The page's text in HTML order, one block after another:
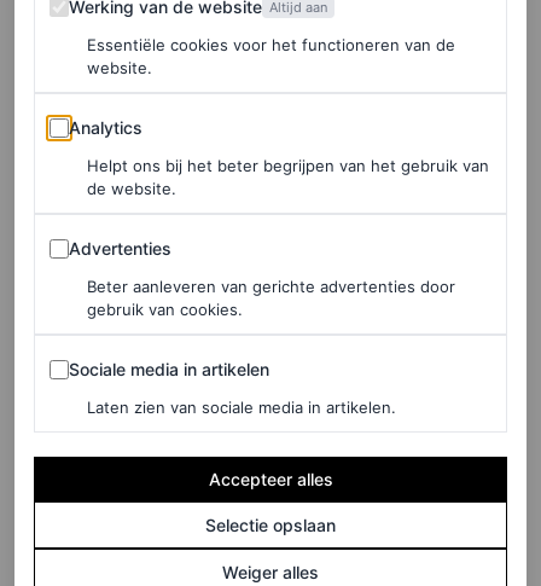
leiderschapsskills waardoor wij mogelijk beter
kunnen leidinggeven?
“Vrouwen hebben die unieke cocktail van
eigenschappen. Ze kunnen goed
georganiseerder en hebben als je het mij vraagt skills die
compassie, zorgzaamheid en kwetsbaar durven zijn. Dat
zit in kleine dingen. Zo eindig ik mijn mail vaak met
Love, Rochelle’. Dat zie ik een man niet snel doen,
omdat ze bang zijn daardoor niet serieus te worden
genomen, of denken dat het niet past bij een goede leider.
Ik noem dat eenlove based-managementstijl.
Ik kan me voorstellen dat mensen denken dat je
zo’n imperium als ‘dochter van’ in de schoot
Werking van de website Altijd aan
Essentiële cookies voor het functioneren van de
website.
Analytics
Analytics
Helpt ons bij het beter begrijpen van het gebruik van
de website.
Advertenties
Advertenties
Beter aanleveren van gerichte advertenties door
gebruik van cookies.
Sociale media in artikelen
Sociale media in artikelen
Laten zien van sociale media in artikelen.
Accepteer alles
Selectie opslaan
Weiger alles